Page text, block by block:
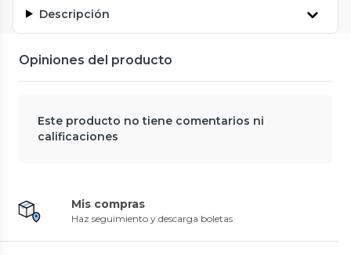
Descripción
Opiniones del producto
Este producto no tiene comentarios ni
calificaciones
Mis compras
Haz seguimiento y descarga boletas